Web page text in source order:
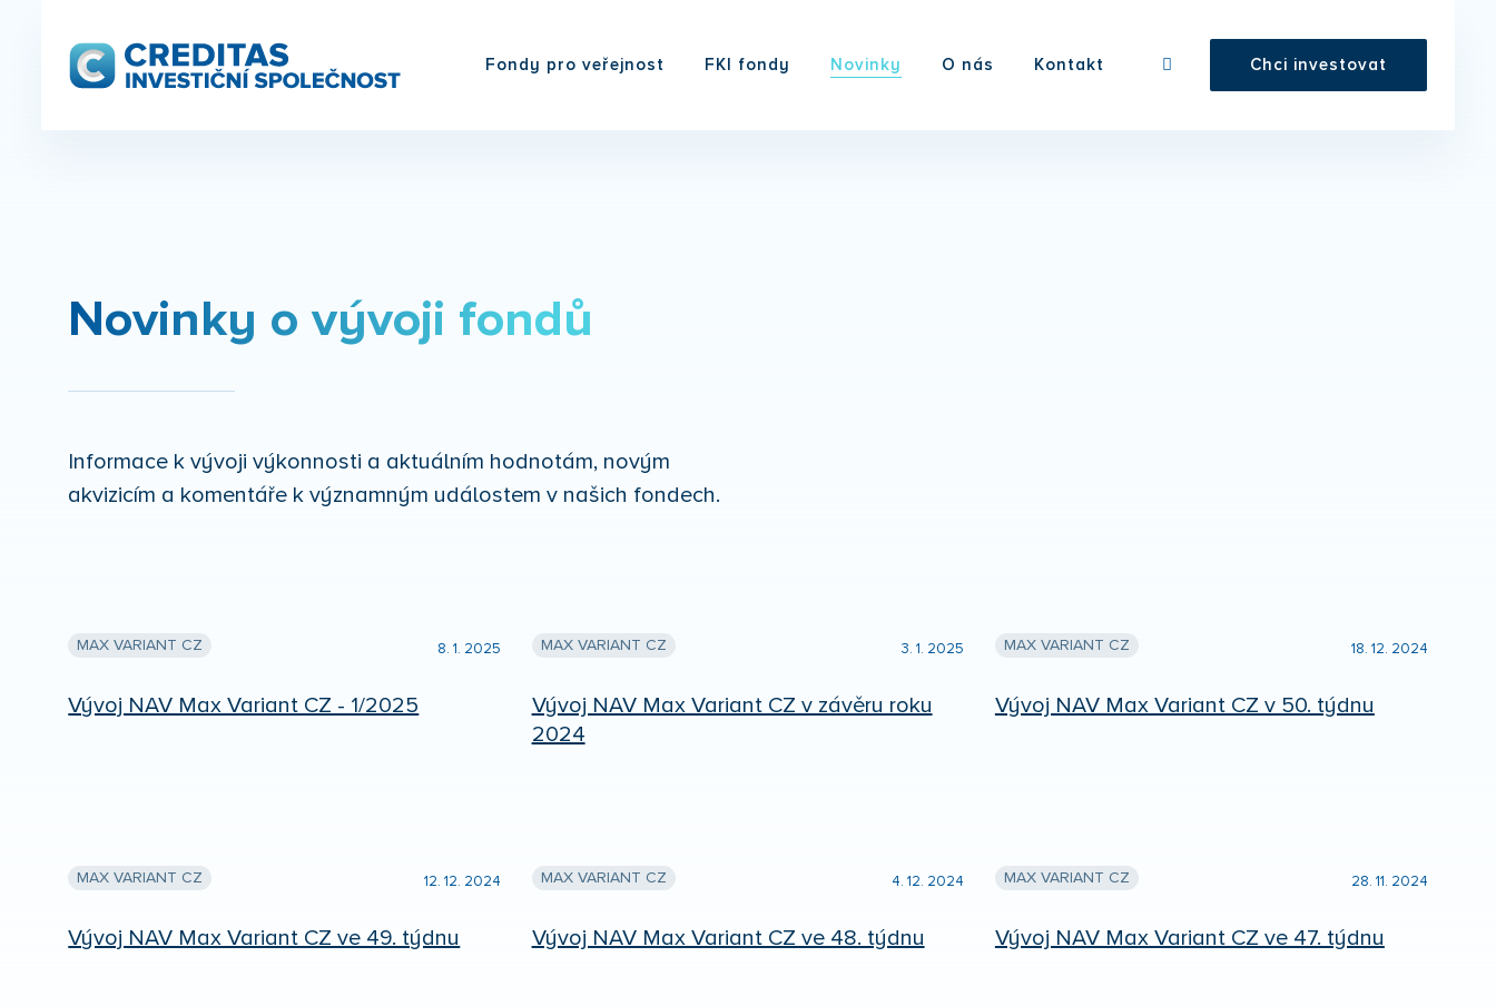
Fondy pro veřejnost FKI fondy Novinky O nás Kontakt Chci investovat
Novinky o vývoji fondů
Informace k vývoji výkonnosti a aktuálním hodnotám, novým
akvizicím a komentáře k významným událostem v našich fondech.
MAX VARIANT CZ 8. 1. 2025
Vývoj NAV Max Variant CZ - 1/2025
MAX VARIANT CZ 3. 1. 2025
Vývoj NAV Max Variant CZ v závěru roku
2024
MAX VARIANT CZ 18. 12. 2024
Vývoj NAV Max Variant CZ v 50. týdnu
MAX VARIANT CZ 12. 12. 2024
Vývoj NAV Max Variant CZ ve 49. týdnu
MAX VARIANT CZ 4. 12. 2024
Vývoj NAV Max Variant CZ ve 48. týdnu
MAX VARIANT CZ 28. 11. 2024
Vývoj NAV Max Variant CZ ve 47. týdnu